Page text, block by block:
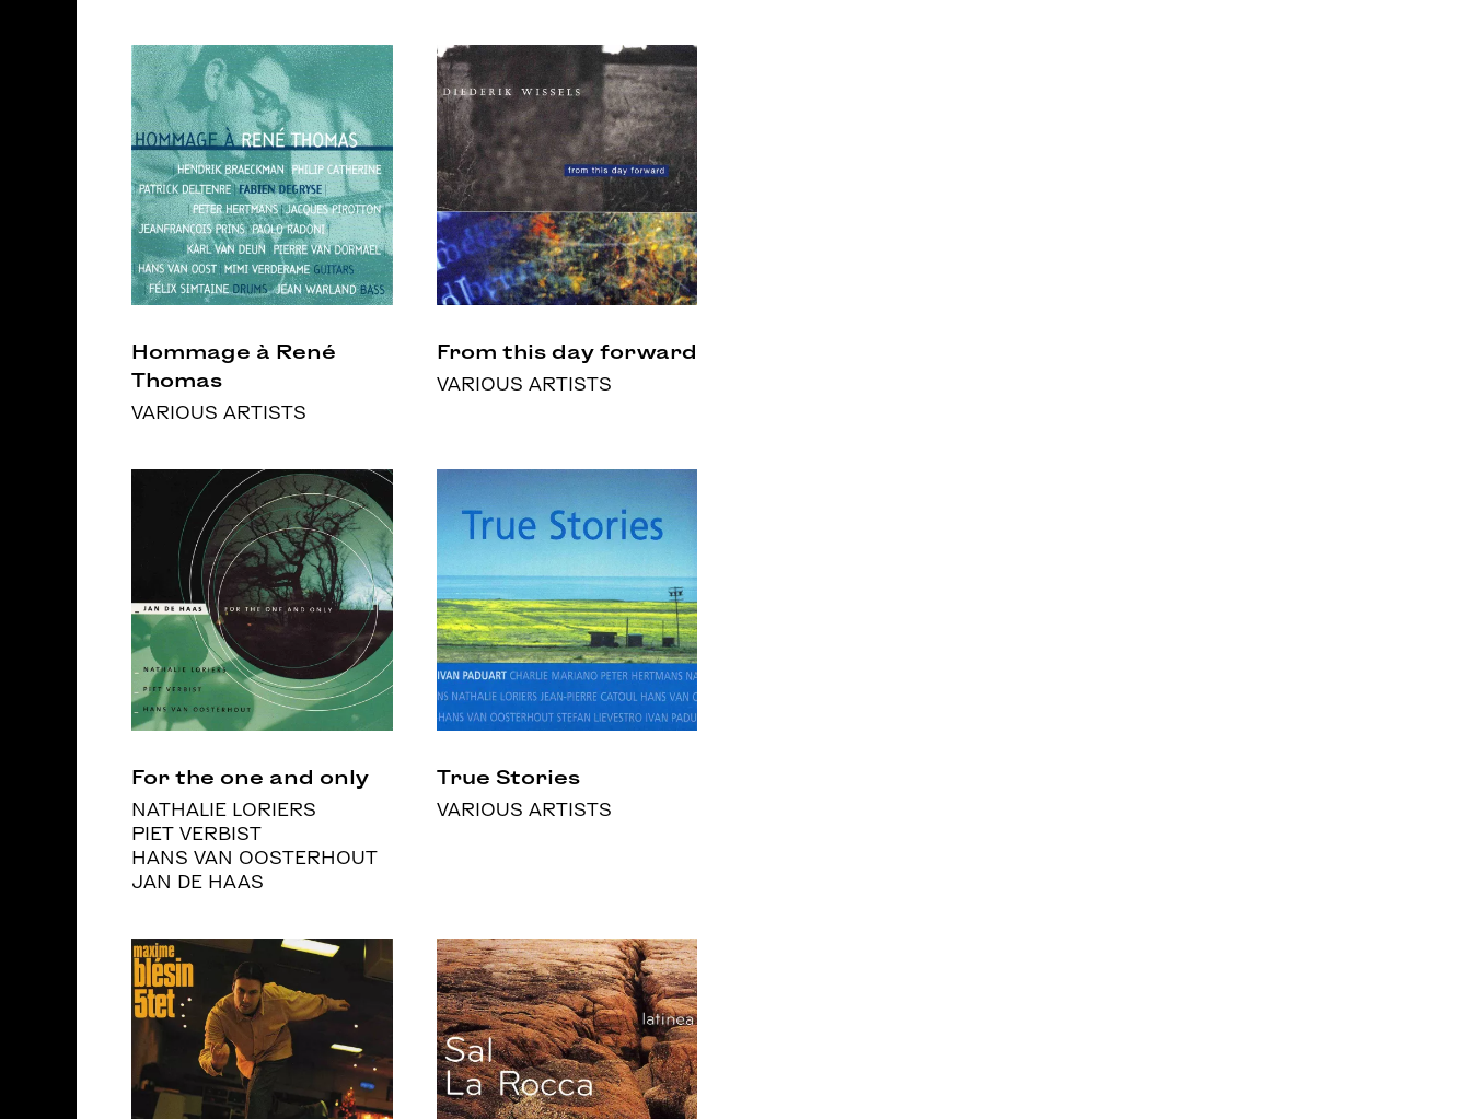
Hommage à René
Thomas
VARIOUS ARTISTS
From this day forward
VARIOUS ARTISTS
For the one and only
NATHALIE LORIERS
PIET VERBIST
HANS VAN OOSTERHOUT
JAN DE HAAS
True Stories
VARIOUS ARTISTS